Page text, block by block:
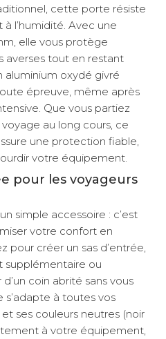
cette porte résiste
l’humidité. Avec une
elle vous protège
tout en restant
aluminium oxydé givré
épreuve, même après
Que vous partiez
au long cours, ce
une protection fiable,
votre équipement.
pour les voyageurs
simple accessoire : c’est
votre confort en
pour créer un sas d’entrée,
supplémentaire ou
coin abrité sans vous
à toutes vos
ses couleurs neutres (noir
à votre équipement,